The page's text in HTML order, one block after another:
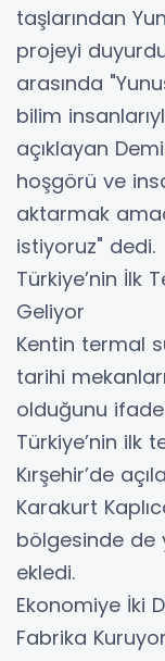
taşlarından
projeyi
arasında
bilim
açıklayan
hoşgörü ve
aktarmak
istiyoruz" dedi.
​Türkiye’nin İlk
Geliyor
​Kentin termal
tarihi
olduğunu
Türkiye’nin ilk
Kırşehir’de
Karakurt
bölgesinde de
ekledi.
​Ekonomiye İki
Fabrika Kuruyor